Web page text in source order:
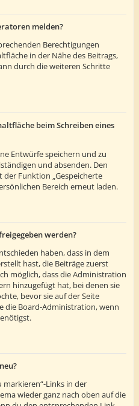
melden?
Berechtigungen
in der Nähe des Beitrags,
durch die weiteren Schritte
beim Schreiben eines
Entwürfe speichern und zu
und absenden. Den
Funktion „Gespeicherte
Bereich erneut laden.
werden?
haben, dass in dem
hast, die Beiträge zuerst
möglich, dass die Administration
hinzugefügt hat, bei denen sie
bevor sie auf der Seite
die Board-Administration, wenn
markieren“-Links in der
wieder ganz nach oben auf die